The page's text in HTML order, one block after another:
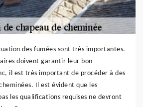
des fumées sont très importantes.
doivent garantir leur bon
il est très important de procéder à des
Il est évident que les
les qualifications requises ne devront